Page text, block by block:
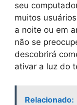
seu
muitos
a noite ou em
não se
descobrirá
ativar a luz do
Relacionado: